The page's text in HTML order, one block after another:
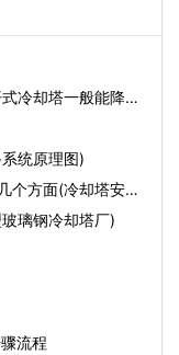
冷却塔一般能降温
统原理图)
个方面(冷却塔安装
璃钢冷却塔厂)
流程